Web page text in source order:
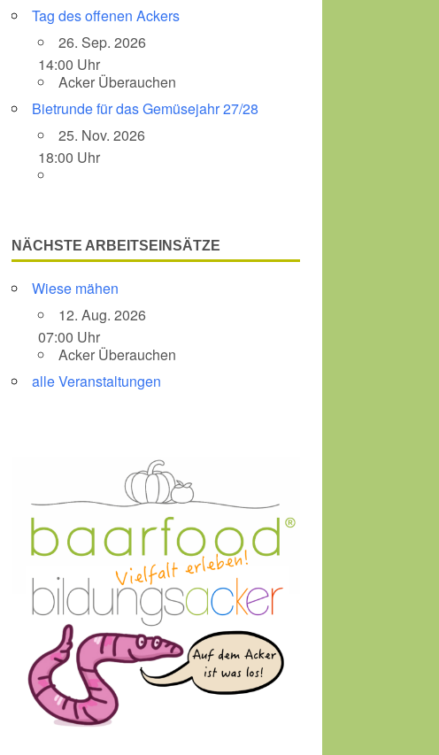
Office 365
Tag des offenen Ackers
26. Sep. 2026
14:00 Uhr
Acker Überauchen
Bietrunde für das Gemüsejahr 27/28
25. Nov. 2026
18:00 Uhr
NÄCHSTE ARBEITSEINSÄTZE
Wiese mähen
12. Aug. 2026
07:00 Uhr
Acker Überauchen
alle Veranstaltungen